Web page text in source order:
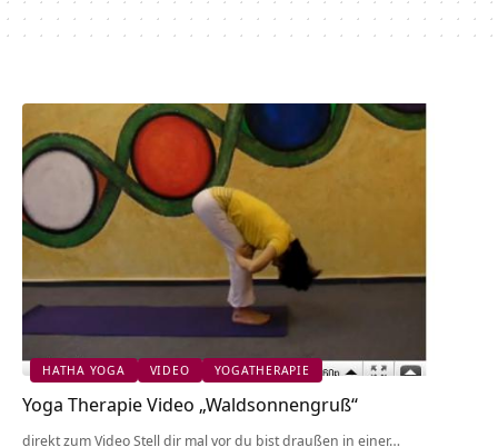
HATHA YOGA VIDEO YOGATHERAPIE
Yoga Therapie Video „Waldsonnengruß“
direkt zum Video Stell dir mal vor du bist draußen in einer…